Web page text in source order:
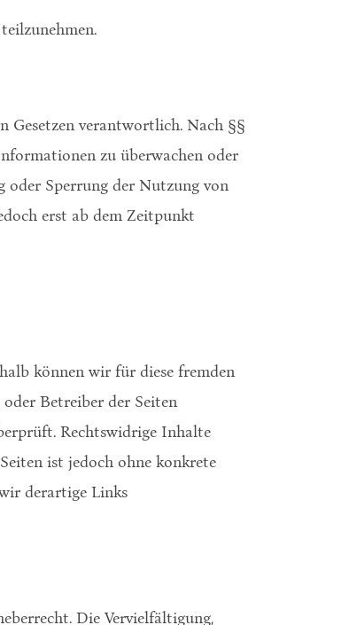
Gesetzen verantwortlich. Nach §§
zu überwachen oder
oder Sperrung der Nutzung von
erst ab dem Zeitpunkt
können wir für diese fremden
Betreiber der Seiten
Rechtswidrige Inhalte
ist jedoch ohne konkrete
derartige Links
Die Vervielfältigung,